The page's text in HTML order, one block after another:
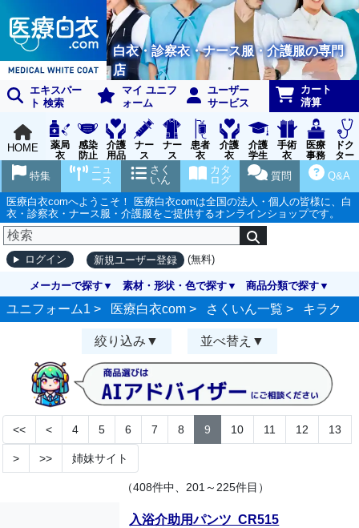
白衣・診察衣・ナース服・介護服の専門
店
エキスパー
ト 検索
マイ ユニフ
ォーム
ユーザー
サービス
カート
清算
HOME
薬局
衣
感染
防止
用品
介護
用品
ナー
ス
グッ
ズ
ナー
ス
ウェ
ア
患者
衣
介護
衣
介護
学生
実習
衣
手術
衣
医療
事務
受付
ドク
ター
ア
Q&A
質問
カタ
ログ
さく
いん
ニュ
ース
特集
医療白衣comへようこそ！ 医療白衣comは全国の法人・個人の皆様に、白
衣・診察衣・ナース服・介護服をご提供するオンラインショップです。
ログイン 新規ユーザー登録 (無料)
メーカーで探す 素材・形状・色で探す 商品分類で探す
ユニフォーム1 > 医療白衣com > さくいん一覧 > キラク
絞り込み 並べ替え
<< < 4 5 6 7 8 9 10 11 12 13
> >> 姉妹サイト
（408件中、201～225件目）
入浴介助用パンツ CR515